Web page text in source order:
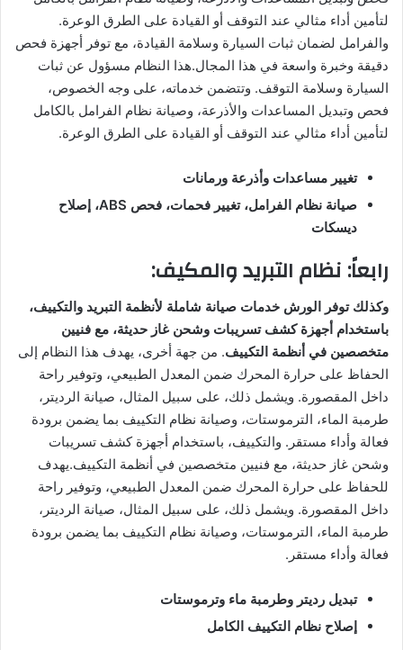
لتأمين أداء مثالي عند التوقف أو القيادة على الطرق الوعرة.
والفرامل لضمان ثبات السيارة وسلامة القيادة، مع توفر أجهزة فحص
دقيقة وخبرة واسعة في هذا المجال.هذا النظام مسؤول عن ثبات
السيارة وسلامة التوقف. وتتضمن خدماته، على وجه الخصوص،
فحص وتبديل المساعدات والأذرعة، وصيانة نظام الفرامل بالكامل
لتأمين أداء مثالي عند التوقف أو القيادة على الطرق الوعرة.
تغيير مساعدات وأذرعة ورمانات
صيانة نظام الفرامل، تغيير فحمات، فحص ABS، إصلاح
ديسكات
رابعاً: نظام التبريد والمكيف:
وكذلك توفر الورش خدمات صيانة شاملة لأنظمة التبريد والتكييف،
باستخدام أجهزة كشف تسريبات وشحن غاز حديثة، مع فنيين
متخصصين في أنظمة التكييف. من جهة أخرى، يهدف هذا النظام إلى
الحفاظ على حرارة المحرك ضمن المعدل الطبيعي، وتوفير راحة
داخل المقصورة. ويشمل ذلك، على سبيل المثال، صيانة الرديتر،
طرمبة الماء، الترموستات، وصيانة نظام التكييف بما يضمن برودة
فعالة وأداء مستقر. والتكييف، باستخدام أجهزة كشف تسريبات
وشحن غاز حديثة، مع فنيين متخصصين في أنظمة التكييف.يهدف
للحفاظ على حرارة المحرك ضمن المعدل الطبيعي، وتوفير راحة
داخل المقصورة. ويشمل ذلك، على سبيل المثال، صيانة الرديتر،
طرمبة الماء، الترموستات، وصيانة نظام التكييف بما يضمن برودة
فعالة وأداء مستقر.
تبديل رديتر وطرمبة ماء وترموستات
إصلاح نظام التكييف الكامل